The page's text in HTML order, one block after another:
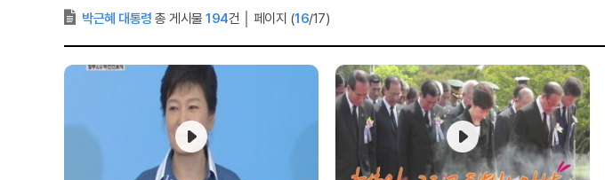
박근혜 대통령 총 게시물 194건 페이지 (16/17)